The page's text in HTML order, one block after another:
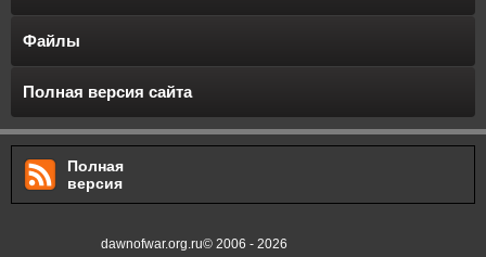
Файлы
Полная версия сайта
Полная
версия
dawnofwar.org.ru© 2006 - 2026